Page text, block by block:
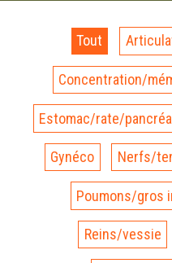
Tout
Concentration/
Estomac/rate/
Gynéco Nerfs/
Poumons/gros
Reins/vessie